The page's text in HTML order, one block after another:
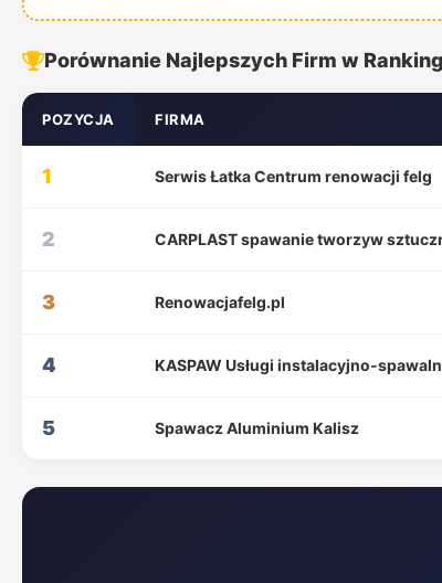
Porównanie Najlepszych Firm w
POZYCJA FIRMA
1 Serwis Łatka Centrum renowacji felg
2 CARPLAST spawanie tworzyw
3 Renowacjafelg.pl
4 KASPAW Usługi instalacyjno-
5 Spawacz Aluminium Kalisz